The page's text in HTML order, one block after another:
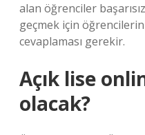
alan öğrenciler
geçmek için
cevaplaması gerekir.
Açık lise
olacak?